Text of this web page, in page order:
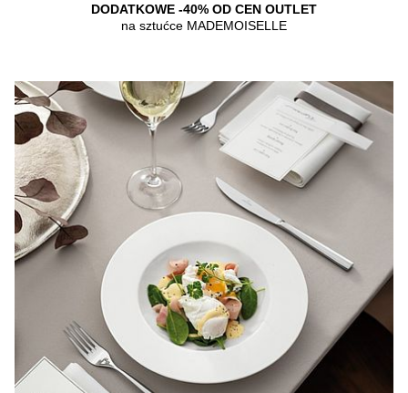
DODATKOWE -40% OD CEN OUTLET
na sztućce MADEMOISELLE